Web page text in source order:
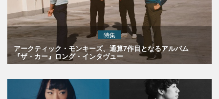
特集
アークティック・モンキーズ、通算7作目となるアルバム
『ザ・カー』ロング・インタヴュー